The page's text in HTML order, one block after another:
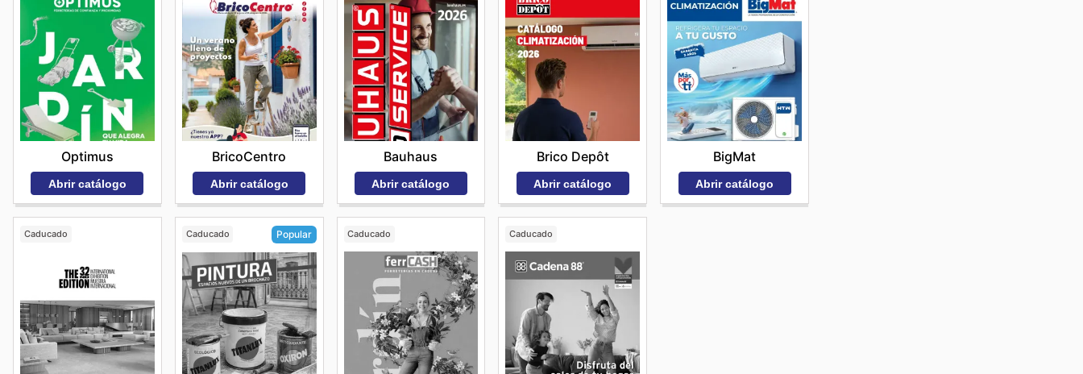
Optimus
Abrir catálogo
BricoCentro
Abrir catálogo
Bauhaus
Abrir catálogo
Brico Depôt
Abrir catálogo
BigMat
Abrir catálogo
Caducado Caducado Popular Caducado Caducado